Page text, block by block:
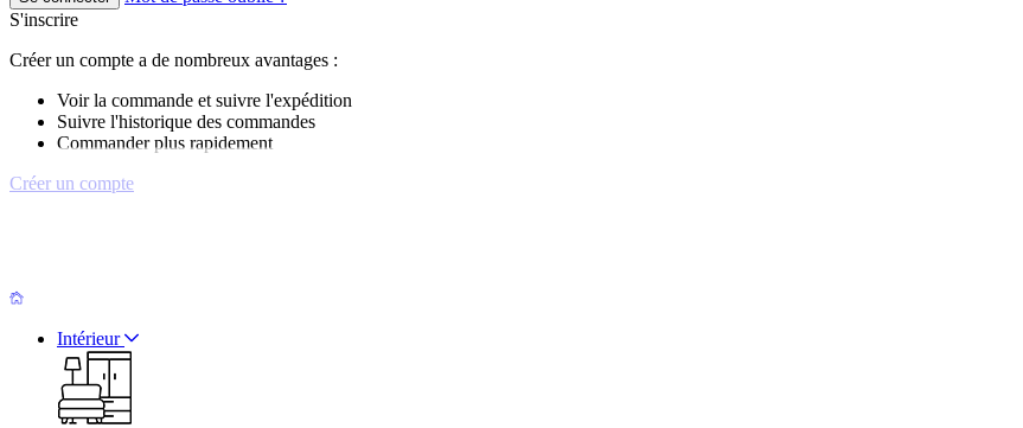
S'inscrire
Créer un compte a de nombreux avantages :
Voir la commande et suivre l'expédition
Suivre l'historique des commandes
Commander plus rapidement
Créer un compte
Intérieur